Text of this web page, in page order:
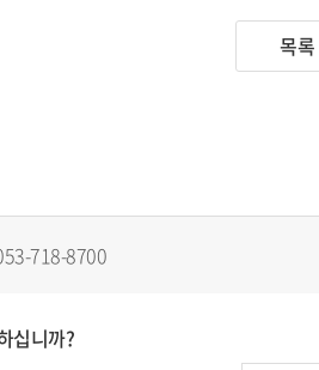
목록
718-8700
십니까?